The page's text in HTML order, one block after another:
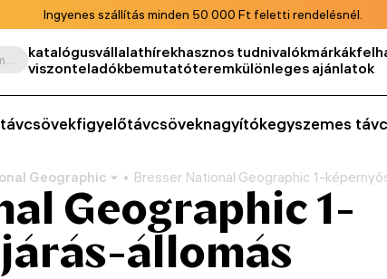
Ingyenes szállítás minden 50 000 Ft feletti rendelésnél.
Keresés termék, cikkszám, kategória stb. szerint katalógusvállalathírekhasznos tudnivalókmárkák
viszonteladókbemutatóteremkülönleges ajánlatok
figyelőtávcsöveknagyítókegyszemes
Geographic Bresser National Geographic 1-
Geographic 1-
állomás